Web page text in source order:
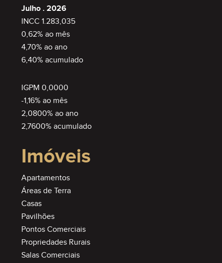
Julho . 2026
INCC 1.283,035
0,62% ao mês
4,70% ao ano
6,40% acumulado
IGPM 0,0000
-1,16% ao mês
2,0800% ao ano
2,7600% acumulado
Imóveis
Apartamentos
Áreas de Terra
Casas
Pavilhões
Pontos Comerciais
Propriedades Rurais
Salas Comerciais